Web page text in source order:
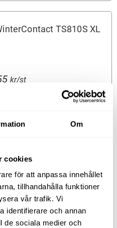
Om
cookies
för att anpassa innehållet
tillhandahålla funktioner
vår trafik. Vi
identifierare och annan
de sociala medier och
TS810S XL
kr/st
ZR20 TL 110W
MER
kr/st